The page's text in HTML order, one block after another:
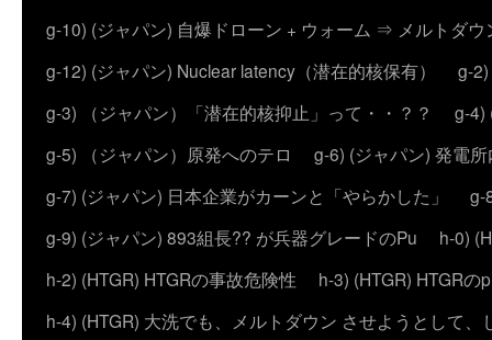
g-10) (ジャパン) 自爆ドローン + ウォーム ⇒ メルトダウ
g-12) (ジャパン) Nuclear latency（潜在的核保有）
g-
g-3) （ジャパン）「潜在的核抑止」って・・？？
g-4)
g-5) （ジャパン）原発へのテロ
g-6) (ジャパン) 発電
g-7) (ジャパン) 日本企業がカーンと「やらかした」
g-
g-9) (ジャパン) 893組長?? が兵器グレードのPu
h-0)
h-2) (HTGR) HTGRの事故危険性
h-3) (HTGR) HTGRの
h-4) (HTGR) 大洗でも、メルトダウン させようとして、